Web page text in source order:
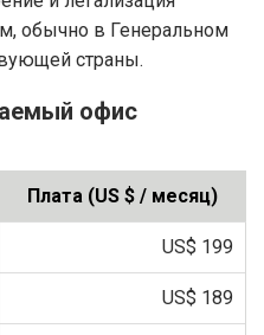
обычно в Генеральном
страны.
офис
Плата (US $ / месяц)
US$ 199
US$ 189